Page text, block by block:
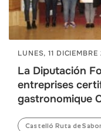
LUNES, 11
La Diputación
entreprises
gastronomique
Castelló Ruta de